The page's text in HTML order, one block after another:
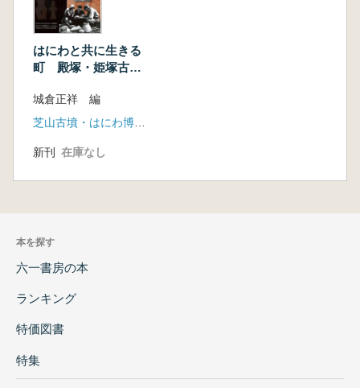
はにわと共に生きる
町 殿塚・姫塚古墳
城倉正祥 編
新刊 在庫なし
本を探す
六一書房の本
ランキング
特価図書
特集